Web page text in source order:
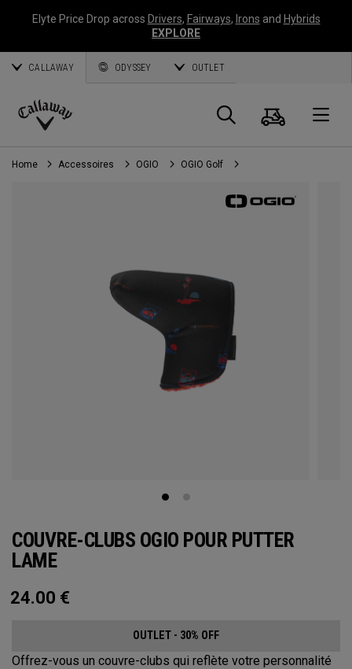
Elyte Price Drop across Drivers, Fairways, Irons and Hybrids
EXPLORE
CALLAWAY ODYSSEY OUTLET
Callaway
Golf
Panier
Home Accessoires OGIO OGIO Golf
COUVRE-CLUBS OGIO POUR PUTTER
LAME
24.00 €
OUTLET - 30% OFF
Offrez-vous un couvre-clubs qui reflète votre personnalité